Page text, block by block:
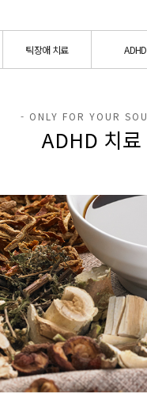
틱장애 치료 ADHD
ADHD 치료